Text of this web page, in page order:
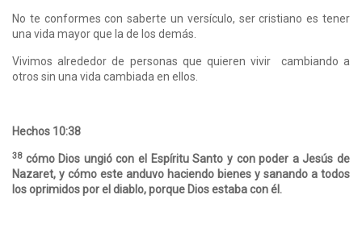
No te conformes con saberte un versículo, ser cristiano es tener
una vida mayor que la de los demás.
Vivimos alrededor de personas que quieren vivir cambiando a
otros sin una vida cambiada en ellos.
Hechos 10:38
38 cómo Dios ungió con el Espíritu Santo y con poder a Jesús de
Nazaret, y cómo este anduvo haciendo bienes y sanando a todos
los oprimidos por el diablo, porque Dios estaba con él.